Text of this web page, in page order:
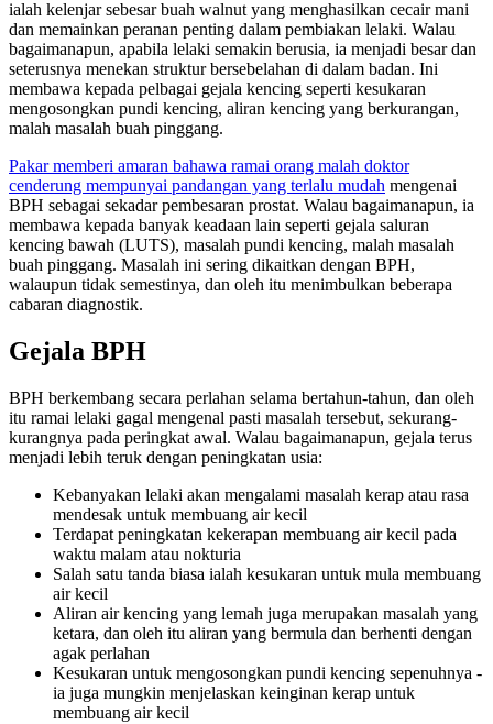
ialah kelenjar sebesar buah walnut yang menghasilkan cecair mani
dan memainkan peranan penting dalam pembiakan lelaki. Walau
bagaimanapun, apabila lelaki semakin berusia, ia menjadi besar dan
seterusnya menekan struktur bersebelahan di dalam badan. Ini
membawa kepada pelbagai gejala kencing seperti kesukaran
mengosongkan pundi kencing, aliran kencing yang berkurangan,
malah masalah buah pinggang.
Pakar memberi amaran bahawa ramai orang malah doktor
cenderung mempunyai pandangan yang terlalu mudah mengenai
BPH sebagai sekadar pembesaran prostat. Walau bagaimanapun, ia
membawa kepada banyak keadaan lain seperti gejala saluran
kencing bawah (LUTS), masalah pundi kencing, malah masalah
buah pinggang. Masalah ini sering dikaitkan dengan BPH,
walaupun tidak semestinya, dan oleh itu menimbulkan beberapa
cabaran diagnostik.
Gejala BPH
BPH berkembang secara perlahan selama bertahun-tahun, dan oleh
itu ramai lelaki gagal mengenal pasti masalah tersebut, sekurang-
kurangnya pada peringkat awal. Walau bagaimanapun, gejala terus
menjadi lebih teruk dengan peningkatan usia:
Kebanyakan lelaki akan mengalami masalah kerap atau rasa
mendesak untuk membuang air kecil
Terdapat peningkatan kekerapan membuang air kecil pada
waktu malam atau nokturia
Salah satu tanda biasa ialah kesukaran untuk mula membuang
air kecil
Aliran air kencing yang lemah juga merupakan masalah yang
ketara, dan oleh itu aliran yang bermula dan berhenti dengan
agak perlahan
Kesukaran untuk mengosongkan pundi kencing sepenuhnya -
ia juga mungkin menjelaskan keinginan kerap untuk
membuang air kecil